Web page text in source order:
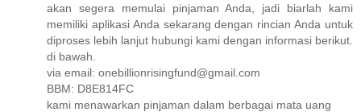
akan segera memulai pinjaman Anda, jadi biarlah kami
memiliki aplikasi Anda sekarang dengan rincian Anda untuk
diproses lebih lanjut hubungi kami dengan informasi berikut.
di bawah.
via email: onebillionrisingfund@gmail.com
BBM: D8E814FC
kami menawarkan pinjaman dalam berbagai mata uang